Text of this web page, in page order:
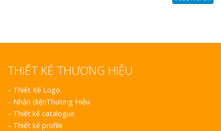
THIẾT KẾ THƯƠNG HIỆU
– Thiết Kế Logo
– Nhận diệnThương Hiệu
– Thiết kế catalogue
– Thiết kế profile